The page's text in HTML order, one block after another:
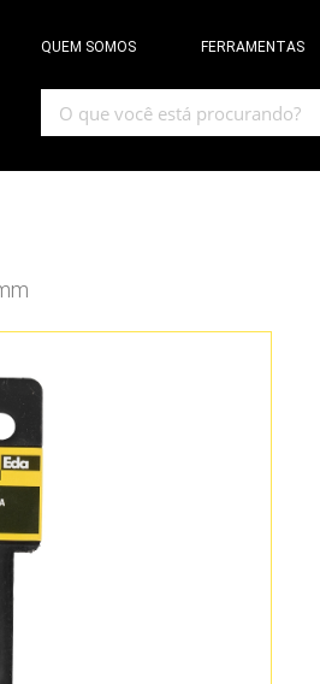
QUEM SOMOS FERRAMENTAS